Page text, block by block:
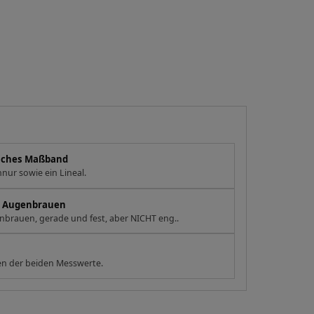
Maßband
sowie ein Lineal.
Augenbrauen
gerade und fest, aber NICHT eng..
der beiden Messwerte.